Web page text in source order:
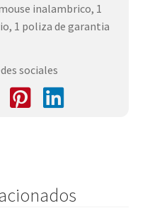
inalambrico, 1
1 poliza de garantia
sociales